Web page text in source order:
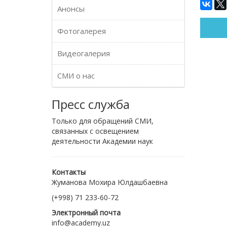
Анонсы
Фотогалерея
Видеогалерия
СМИ о нас
Пресс служба
Только для обращений СМИ,
связанных с освещением
деятельности Академии наук
Контакты
Жуманова Мохира Юлдашбаевна
(+998) 71 233-60-72
Электронный почта
info@academy.uz